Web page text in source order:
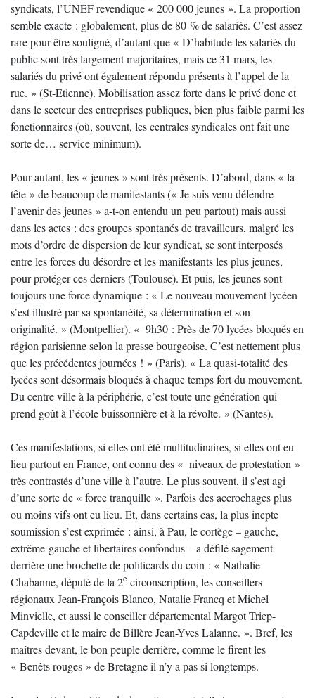
syndicats, l’UNEF revendique « 200 000 jeunes ». La proportion
semble exacte : globalement, plus de 80 % de salariés. C’est assez
rare pour être souligné, d’autant que « D’habitude les salariés du
public sont très largement majoritaires, mais ce 31 mars, les
salariés du privé ont également répondu présents à l’appel de la
rue. » (St-Etienne). Mobilisation assez forte dans le privé donc et
dans le secteur des entreprises publiques, bien plus faible parmi les
fonctionnaires (où, souvent, les centrales syndicales ont fait une
sorte de… service minimum).
Pour autant, les « jeunes » sont très présents. D’abord, dans « la
tête » de beaucoup de manifestants (« Je suis venu défendre
l’avenir des jeunes » a-t-on entendu un peu partout) mais aussi
dans les actes : des groupes spontanés de travailleurs, malgré les
mots d’ordre de dispersion de leur syndicat, se sont interposés
entre les forces du désordre et les manifestants les plus jeunes,
pour protéger ces derniers (Toulouse). Et puis, les jeunes sont
toujours une force dynamique : « Le nouveau mouvement lycéen
s’est illustré par sa spontanéité, sa détermination et son
originalité. » (Montpellier). « 9h30 : Près de 70 lycées bloqués en
région parisienne selon la presse bourgeoise. C’est nettement plus
que les précédentes journées ! » (Paris). « La quasi-totalité des
lycées sont désormais bloqués à chaque temps fort du mouvement.
Du centre ville à la périphérie, c’est toute une génération qui
prend goût à l’école buissonnière et à la révolte. » (Nantes).
Ces manifestations, si elles ont été multitudinaires, si elles ont eu
lieu partout en France, ont connu des « niveaux de protestation »
très contrastés d’une ville à l’autre. Le plus souvent, il s’est agi
d’une sorte de « force tranquille ». Parfois des accrochages plus
ou moins vifs ont eu lieu. Et, dans certains cas, la plus inepte
soumission s’est exprimée : ainsi, à Pau, le cortège – gauche,
extrême-gauche et libertaires confondus – a défilé sagement
derrière une brochette de politicards du coin : « Nathalie
Chabanne, député de la 2e circonscription, les conseillers
régionaux Jean-François Blanco, Natalie Francq et Michel
Minvielle, et aussi le conseiller départemental Margot Triep-
Capdeville et le maire de Billère Jean-Yves Lalanne. ». Bref, les
maîtres devant, le bon peuple derrière, comme le firent les
« Benêts rouges » de Bretagne il n’y a pas si longtemps.